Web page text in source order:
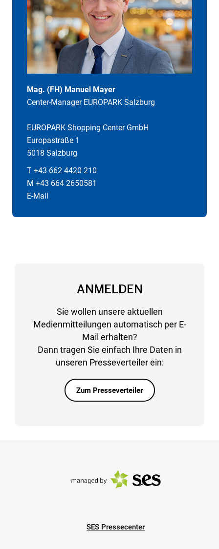
Mag. (FH) Manuel Mayer
Center-Manager EUROPARK Salzburg
EUROPARK Shopping Center GmbH
Europastraße 1
5018 Salzburg
T +43 662 4420 210
M +43 664 2650581
E-Mail
ANMELDEN
Sie wollen unsere aktuellen
Medienmitteilungen automatisch per E-
Mail erhalten?
Dann tragen Sie einfach Ihre Daten in
unseren Presseverteiler ein:
Zum Presseverteiler
SES Pressecenter